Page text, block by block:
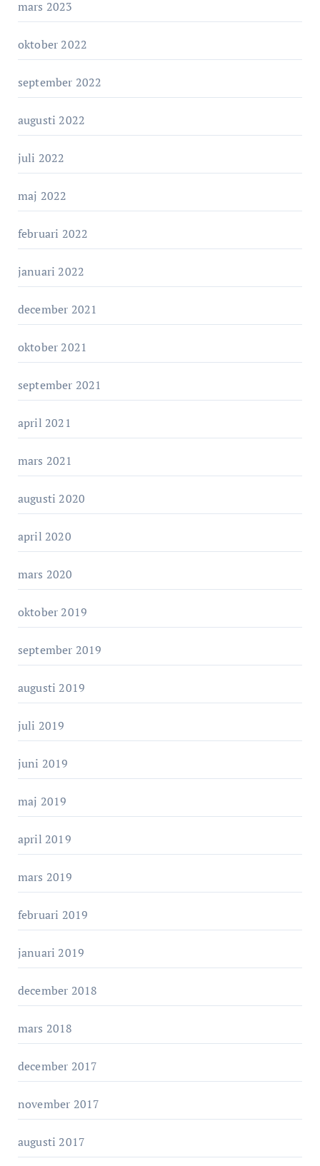
mars 2023
oktober 2022
september 2022
augusti 2022
juli 2022
maj 2022
februari 2022
januari 2022
december 2021
oktober 2021
september 2021
april 2021
mars 2021
augusti 2020
april 2020
mars 2020
oktober 2019
september 2019
augusti 2019
juli 2019
juni 2019
maj 2019
april 2019
mars 2019
februari 2019
januari 2019
december 2018
mars 2018
december 2017
november 2017
augusti 2017